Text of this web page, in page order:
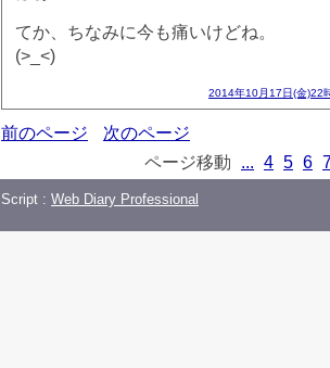
てか、ちなみに今も痛いけどね。
(>_<)
2014年10月17日(金)22
前のページ
次のページ
ページ移動
... 4 5 6
Script : Web Diary Professional